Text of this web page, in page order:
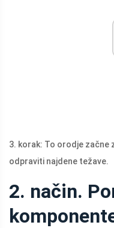
3. korak: To orodje začne
odpraviti najdene težave.
2. način.